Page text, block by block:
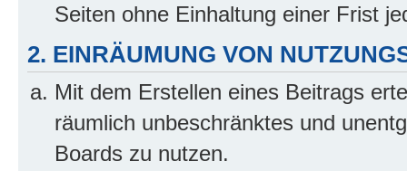
Seiten ohne Einhaltung einer Frist
2. EINRÄUMUNG VON
Mit dem Erstellen eines Beitrags
räumlich unbeschränktes und
Boards zu nutzen.